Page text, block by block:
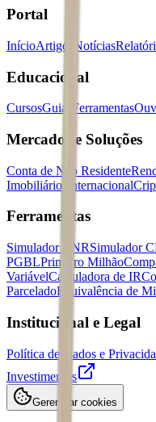
Portal
InícioArtigos Notícias
Educacional
CursosGuias Ferramentas
Mercados e Soluções
Conta de Não Residente
Imobiliários
Internacional
Ferramentas
Simulador CNRSimulador
PGBLPrimeiro Milhão
VariávelCalculadora de IR
ParceladoEquivalência de
Institucional e Legal
Política de Dados e
Investimentos
Gerenciar cookies